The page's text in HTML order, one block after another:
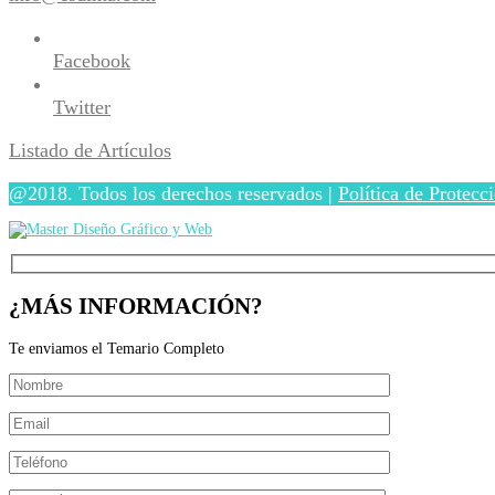
Facebook
Twitter
Listado de Artículos
@2018. Todos los derechos reservados | Política de
¿MÁS INFORMACIÓN?
Te enviamos el Temario Completo